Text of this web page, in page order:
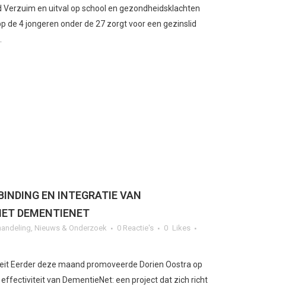
Verzuim en uitval op school en gezondheidsklachten
de 4 jongeren onder de 27 zorgt voor een gezinslid
EN INTEGRATIE VAN
DEMENTIENET
, Nieuws & Onderzoek 0 Reactie's 0 Likes
Eerder deze maand promoveerde Dorien Oostra op
van DementieNet: een project dat zich richt